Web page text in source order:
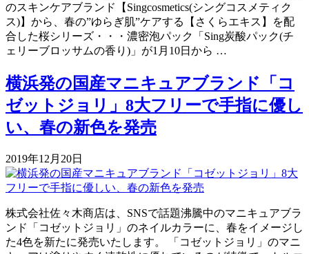
のスキンケアブランド【Singcosmetics(シングコスメティク
ス)】から、春の”ゆらぎ肌”ケアする【さくらエキス】を配
合した桜シリーズ・・・濃密泡パック「Sing炭酸パック(チ
ェリーブロッサムの香り)」が1月10日から …
横浜発の国産マニキュアブランド「コ
ゼットジョリ」8大フリーで手指に優し
い、春の新色を発売
2019年12月20日
株式会社佐々木商店は、SNSで話題沸騰中のマニキュアブラ
ンド「コゼットジョリ」のネイルカラーに、春をイメージし
た4色を新たに発売いたします。 「コゼットジョリ」のマニ